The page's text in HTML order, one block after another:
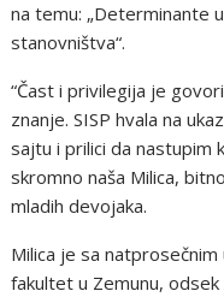
na temu: „Determinante
stanovništva“.
“Čast i privilegija je
znanje. SISP hvala na
sajtu i prilici da nastupim
skromno naša Milica,
mladih devojaka.
Milica je sa
fakultet u Zemunu,